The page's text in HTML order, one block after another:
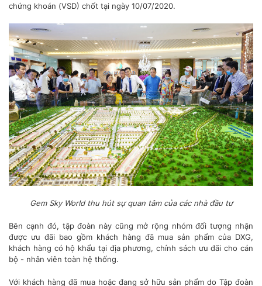
chứng khoán (VSD) chốt tại ngày 10/07/2020.
Gem Sky World thu hút sự quan tâm của các nhà đầu tư
Bên cạnh đó, tập đoàn này cũng mở rộng nhóm đối tượng nhận
được ưu đãi bao gồm khách hàng đã mua sản phẩm của DXG,
khách hàng có hộ khẩu tại địa phương, chính sách ưu đãi cho cán
bộ - nhân viên toàn hệ thống.
Với khách hàng đã mua hoặc đang sở hữu sản phẩm do Tập đoàn